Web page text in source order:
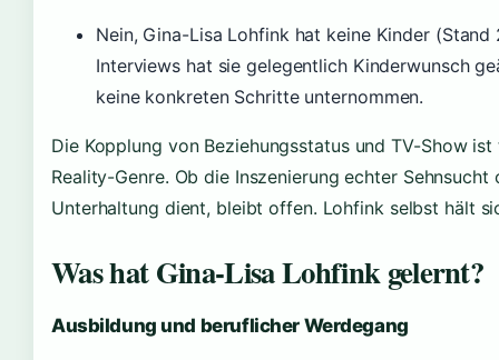
Nein, Gina-Lisa Lohfink hat keine Kinder (Stand
Interviews hat sie gelegentlich Kinderwunsch
keine konkreten Schritte unternommen.
Die Kopplung von Beziehungsstatus und TV-Show
Reality-Genre. Ob die Inszenierung echter Sehnsucht
Unterhaltung dient, bleibt offen. Lohfink selbst hält
Was hat Gina-Lisa Lohfink gelernt?
Ausbildung und beruflicher Werdegang